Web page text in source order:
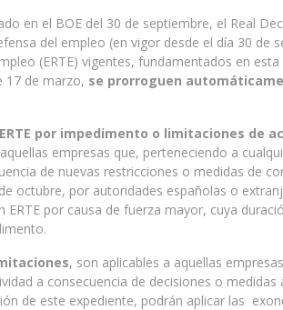
en el BOE del 30 de septiembre, el Real
del empleo (en vigor desde el día 30 de
(ERTE) vigentes, fundamentados en esta
17 de marzo, se prorroguen
ERTE por impedimento o limitaciones de
empresas que, perteneciendo a
de nuevas restricciones o medidas de
octubre, por autoridades españolas o
por causa de fuerza mayor, cuya
, son aplicables a aquellas
a consecuencia de decisiones o medidas
de este expediente, podrán aplicar las